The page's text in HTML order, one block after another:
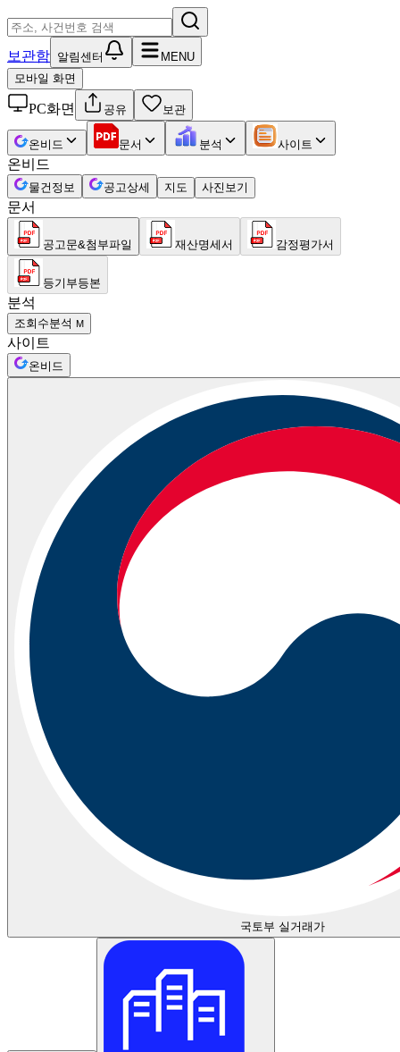
보관함 알림센터
MENU
모바일 화면
PC화면 공유 보관
온비드 문서 분석 사이트
온비드
물건정보 공고상세 지도 사진보기
문서
공고문&첨부파일 재산명세서 감정평가서
등기부등본
분석
조회수분석 M
사이트
온비드
국토부 실거래가